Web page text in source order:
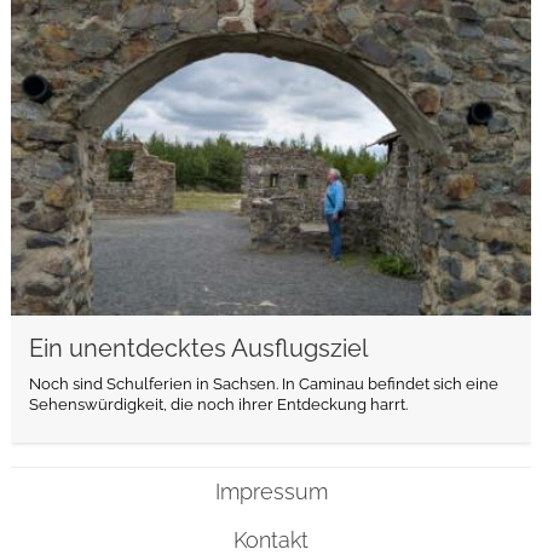
Ein unentdecktes Ausflugsziel
Noch sind Schulferien in Sachsen. In Caminau befindet sich eine
Sehenswürdigkeit, die noch ihrer Entdeckung harrt.
weiterlesen
Impressum
Kontakt